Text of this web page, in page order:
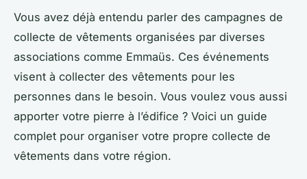
Vous avez déjà entendu parler des campagnes de
collecte de vêtements organisées par diverses
associations comme Emmaüs. Ces événements
visent à collecter des vêtements pour les
personnes dans le besoin. Vous voulez vous aussi
apporter votre pierre à l’édifice ? Voici un guide
complet pour organiser votre propre collecte de
vêtements dans votre région.